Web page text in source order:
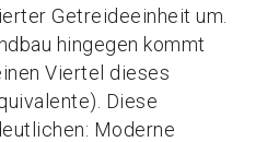
Getreideeinheit um.
hingegen kommt
Viertel dieses
Diese
Moderne